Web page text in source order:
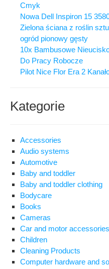
Cmyk
Nowa Dell Inspiron 15
Zielona ściana z roślin
ogród pionowy gęsty
10x Bambusowe
Do Pracy Robocze
Pilot Nice Flor Era 2
Kategorie
Accessories
Audio systems
Automotive
Baby and toddler
Baby and toddler clothing
Bodycare
Books
Cameras
Car and motor accessories
Children
Cleaning Products
Computer hardware and